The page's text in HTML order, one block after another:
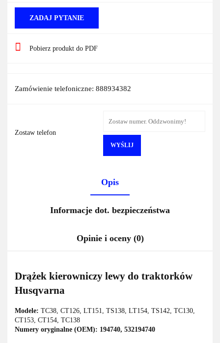
ZADAJ PYTANIE
Pobierz produkt do PDF
Zamówienie telefoniczne: 888934382
Zostaw telefon
WYŚLIJ
Opis
Informacje dot. bezpieczeństwa
Opinie i oceny (0)
Drążek kierowniczy lewy do traktorków
Husqvarna
Modele: TC38, CT126, LT151, TS138, LT154, TS142, TC130,
CT153, CT154, TC138
Numery oryginalne (OEM): 194740, 532194740